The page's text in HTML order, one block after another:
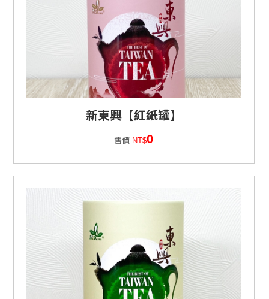
新東興【紅紙罐】
售價 NT$0